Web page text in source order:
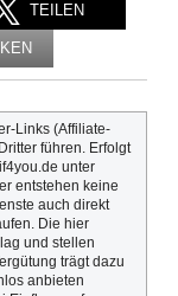
TEILEN
Links (Affiliate-
führen. Erfolgt
unter
entstehen keine
auch direkt
Die hier
und stellen
trägt dazu
anbieten